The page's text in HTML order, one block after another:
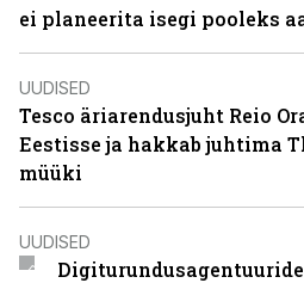
ei planeerita isegi pooleks
UUDISED
Tesco äriarendusjuht Reio
Eestisse ja hakkab juhtima
müüki
UUDISED